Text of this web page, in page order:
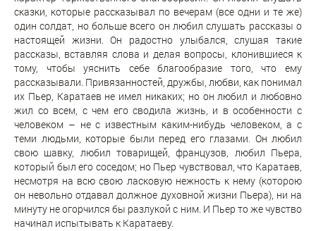
сказки, которые рассказывал по вечерам (все одни и те же)
один солдат, но больше всего он любил слушать рассказы о
настоящей жизни. Он радостно улыбался, слушая такие
рассказы, вставляя слова и делая вопросы, клонившиеся к
тому, чтобы уяснить себе благообразие того, что ему
рассказывали. Привязанностей, дружбы, любви, как понимал
их Пьер, Каратаев не имел никаких; но он любил и любовно
жил со всем, с чем его сводила жизнь, и в особенности с
человеком – не с известным каким-нибудь человеком, а с
теми людьми, которые были перед его глазами. Он любил
свою шавку, любил товарищей, французов, любил Пьера,
который был его соседом; но Пьер чувствовал, что Каратаев,
несмотря на всю свою ласковую нежность к нему (которою
он невольно отдавал должное духовной жизни Пьера), ни на
минуту не огорчился бы разлукой с ним. И Пьер то же чувство
начинал испытывать к Каратаеву.